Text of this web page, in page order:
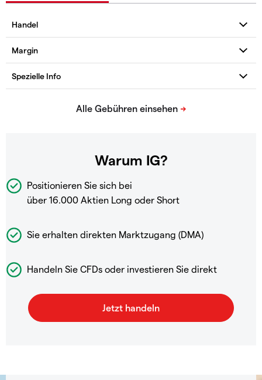
Warum IG?
Positionieren Sie sich bei
über 16.000 Aktien Long oder Short
Sie erhalten direkten Marktzugang (DMA)
Handeln Sie CFDs oder investieren Sie direkt